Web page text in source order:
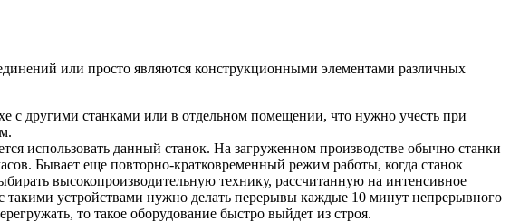
или просто являются конструкционными элементами различных
с другими станками или в отдельном помещении, что нужно учесть при
использовать данный станок. На загруженном производстве обычно станки
Бывает еще повторно-кратковременный режим работы, когда станок
высокопроизводительную технику, рассчитанную на интенсивное
такими устройствами нужно делать перерывы каждые 10 минут непрерывного
то такое оборудование быстро выйдет из строя.